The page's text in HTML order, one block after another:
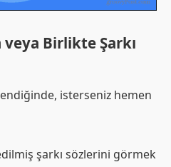
veya Birlikte Şarkı
isterseniz hemen
şarkı sözlerini görmek